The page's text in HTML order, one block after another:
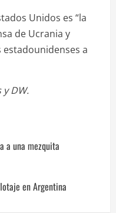
Unidos es “la
de Ucrania y
a
DW.
a una mezquita
en Argentina